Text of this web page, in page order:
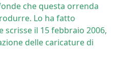
che questa orrenda
Lo ha fatto
scrisse il 15 febbraio 2006,
delle caricature di